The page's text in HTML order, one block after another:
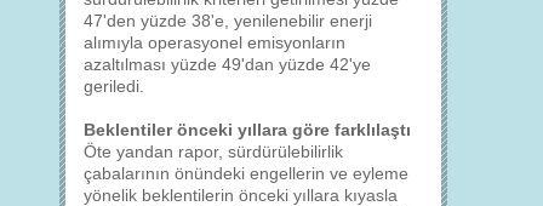
47'den yüzde 38'e, yenilenebilir enerji
alımıyla operasyonel emisyonların
azaltılması yüzde 49'dan yüzde 42'ye
geriledi.
Beklentiler önceki yıllara göre farklılaştı
Öte yandan rapor, sürdürülebilirlik
çabalarının önündeki engellerin ve eyleme
yönelik beklentilerin önceki yıllara kıyasla